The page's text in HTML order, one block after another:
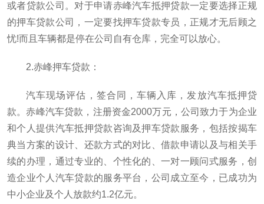
或者贷款公司。对于申请赤峰汽车抵押贷款一定要选择正规
的押车贷款公司，一定要找押车贷款专员，正规才无后顾之
忧!而且车辆都是停在公司自有仓库，完全可以放心。
2.赤峰押车贷款：
汽车现场评估，签合同，车辆入库，发放汽车抵押贷
款。赤峰汽车贷款，注册资金2000万元，公司致力于为企业
和个人提供汽车抵押贷款咨询及押车贷款服务，包括按揭车
典当方案的设计、还款方式的对比、借款申请以及与相关手
续的办理，通过专业的、个性化的、一对一顾问式服务，创
造企业个人汽车贷款的服务平台，公司成立至今，已成功为
中小企业及个人放款约1.2亿元。